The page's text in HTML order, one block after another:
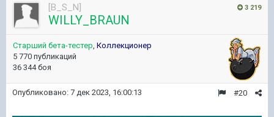
3 219
[B_S_N]
WILLY_BRAUN
Старший бета-тестер, Коллекционер
5 770 публикаций
36 344 боя
#20
Опубликовано: 7 дек 2023, 16:00:13